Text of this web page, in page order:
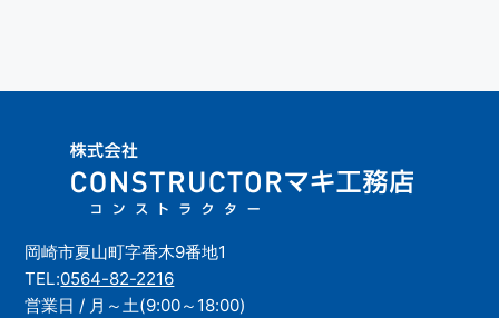
岡崎市夏山町字香木9番地1
TEL:0564-82-2216
営業日 / 月～土(9:00～18:00)